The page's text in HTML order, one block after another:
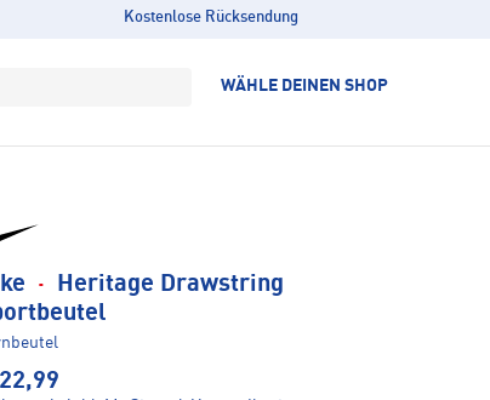
Kostenlose Rücksendung
WÄHLE DEINEN SHOP
·
Heritage Drawstring